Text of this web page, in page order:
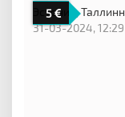
5
Эстония,Таллинн
31-03-2024, 12:29